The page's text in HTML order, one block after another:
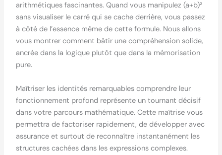
arithmétiques fascinantes. Quand vous manipulez (a+b)²
sans visualiser le carré qui se cache derrière, vous passez
à côté de l’essence même de cette formule. Nous allons
vous montrer comment bâtir une compréhension solide,
ancrée dans la logique plutôt que dans la mémorisation
pure.
Maîtriser les identités remarquables comprendre leur
fonctionnement profond représente un tournant décisif
dans votre parcours mathématique. Cette maîtrise vous
permettra de factoriser rapidement, de développer avec
assurance et surtout de reconnaître instantanément les
structures cachées dans les expressions complexes.